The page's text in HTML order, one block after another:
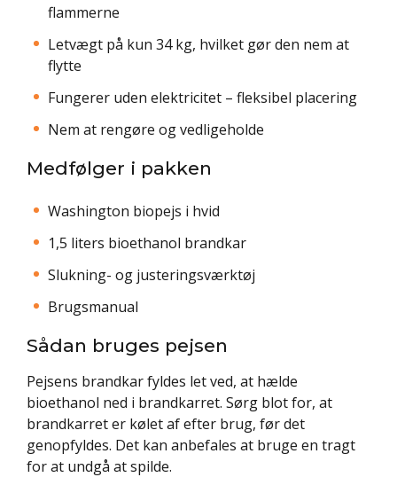
flammerne
Letvægt på kun 34 kg, hvilket gør den nem at
flytte
Fungerer uden elektricitet – fleksibel placering
Nem at rengøre og vedligeholde
Medfølger i pakken
Washington biopejs i hvid
1,5 liters bioethanol brandkar
Slukning- og justeringsværktøj
Brugsmanual
Sådan bruges pejsen
Pejsens brandkar fyldes let ved, at hælde
bioethanol ned i brandkarret. Sørg blot for, at
brandkarret er kølet af efter brug, før det
genopfyldes. Det kan anbefales at bruge en tragt
for at undgå at spilde.